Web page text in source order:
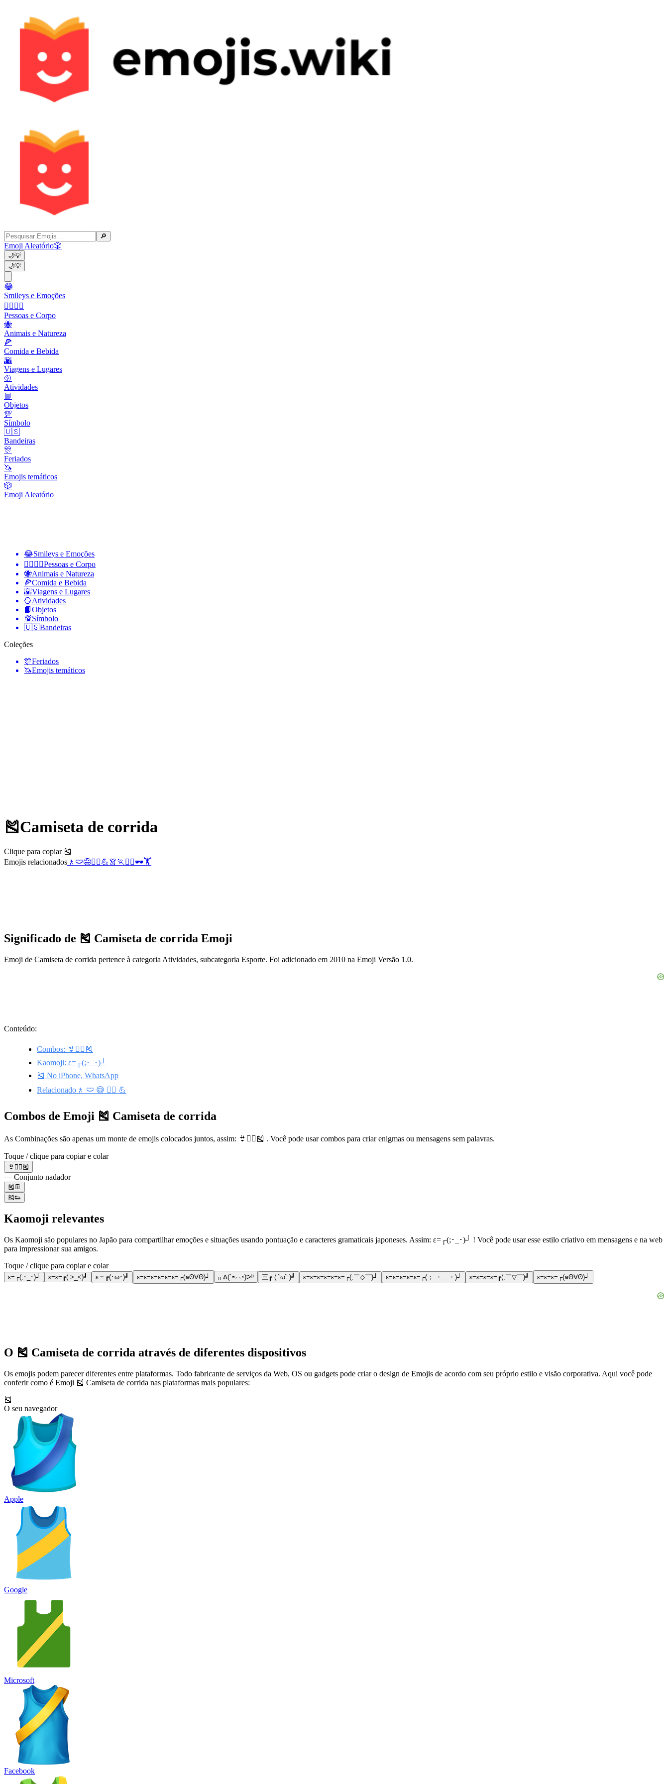
🔎
Emoji Aleatório🎲
🌙💡
🌙💡
😂
Smileys e Emoções
👩‍❤️‍💋‍👨
Pessoas e Corpo
🐝
Animais e Natureza
🍕
Comida e Bebida
🌇
Viagens e Lugares
🥎
Atividades
📙
Objetos
💯
Símbolo
🇺🇸
Bandeiras
🎊
Feriados
🦄
Emojis temáticos
🎲
Emoji Aleatório
😂Smileys e Emoções
👩‍❤️‍💋‍👨Pessoas e Corpo
🐝Animais e Natureza
🍕Comida e Bebida
🌇Viagens e Lugares
🥎Atividades
📙Objetos
💯Símbolo
🇺🇸Bandeiras
Coleções
🎊Feriados
🦄Emojis temáticos
🎽Camiseta de corrida
Clique para copiar 🎽
Emojis relacionados 🚶 🩲😅🏃‍♀️💪👗🏃 🏃‍♂️🕶️🏋️
Significado de 🎽 Camiseta de corrida Emoji
Emoji de Camiseta de corrida pertence à categoria Atividades, subcategoria Esporte. Foi adicionado em 2010 na Emoji Versão 1.0.
Conteúdo:
Combos: 👙🏊‍♂️🎽
Kaomoji: ε=┌(;･_･)┘
🎽 No iPhone, WhatsApp
Relacionado🚶 🩲 😅 🏃‍♀️ 💪
Combos de Emoji 🎽 Camiseta de corrida
As Combinações são apenas um monte de emojis colocados juntos, assim: 👙🏊‍♂️🎽 . Você pode usar combos para criar enigmas ou mensagens sem palavras.
Toque / clique para copiar e colar
👙🏊‍♂️🎽
— Conjunto nadador
🎽👖
🎽👟
Kaomoji relevantes
Os Kaomoji são populares no Japão para compartilhar emoções e situações usando pontuação e caracteres gramaticais japoneses. Assim: ε=┌(;･_･)┘ ! Você pode usar esse estilo criativo em mensagens e na web
para impressionar sua amigos.
Toque / clique para copiar e colar
ε=┌(;･_･)┘ ε=ε=┏( >_<)┛ ε＝┏(･ω･)┛ ε=ε=ε=ε=ε=ε=┌(๑ʘ∀ʘ)┘ ₍₍ ᕕ(´◓⌓◔)ᕗ⁾⁾ 三┏ ( ˘ω˘ )┛ ε=ε=ε=ε=ε=ε=┌(;￣◇￣)┘ ε=ε=ε=ε=ε=┌(； ・＿・)┘ ε=ε=ε=ε=┏(;￣▽￣)┛ ε=ε=ε=┌(๑ʘ∀ʘ)┘
O 🎽 Camiseta de corrida através de diferentes dispositivos
Os emojis podem parecer diferentes entre plataformas. Todo fabricante de serviços da Web, OS ou gadgets pode criar o design de Emojis de acordo com seu próprio estilo e visão corporativa. Aqui você pode
conferir como é Emoji 🎽 Camiseta de corrida nas plataformas mais populares:
🎽
O seu navegador
Apple
Google
Microsoft
Facebook